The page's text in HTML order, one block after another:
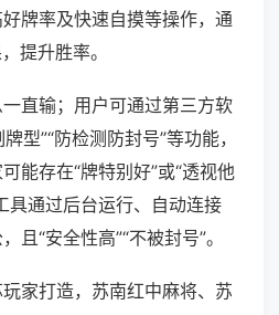
牌率及快速自摸等操作，通
提升胜率。
直输；用户可通过第三方软
型”“防检测防封号”等功能，
能存在“牌特别好”或“透视他
具通过后台运行、自动连接
且“安全性高”“不被封号”。
家打造，苏南红中麻将、苏